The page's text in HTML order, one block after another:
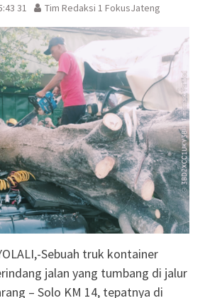
31 Tim Redaksi 1 FokusJateng
Sebuah truk kontainer
jalan yang tumbang di jalur
– Solo KM 14, tepatnya di